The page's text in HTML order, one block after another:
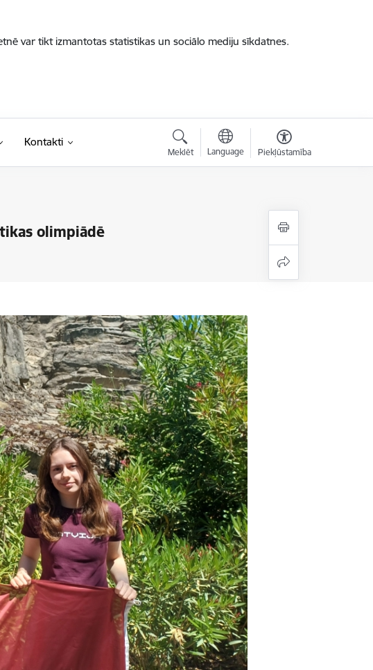
var tikt izmantotas statistikas un sociālo mediju sīkdatnes.
Kontakti
Meklēt Language Piekļūstamība
olimpiādē